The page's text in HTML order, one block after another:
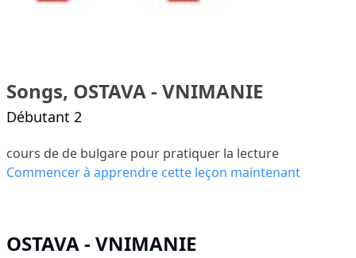
Songs, OSTAVA - VNIMANIE
Débutant 2
cours de de bulgare pour pratiquer la lecture
Commencer à apprendre cette leçon maintenant
OSTAVA - VNIMANIE